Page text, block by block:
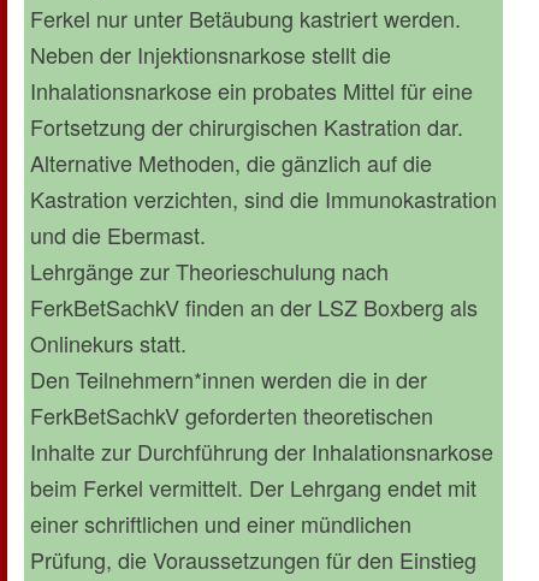
Ferkel nur unter Betäubung kastriert werden.
Neben der Injektionsnarkose stellt die
Inhalationsnarkose ein probates Mittel für eine
Fortsetzung der chirurgischen Kastration dar.
Alternative Methoden, die gänzlich auf die
Kastration verzichten, sind die Immunokastration
und die Ebermast.
Lehrgänge zur Theorieschulung nach
FerkBetSachkV finden an der LSZ Boxberg als
Onlinekurs statt.
Den Teilnehmern*innen werden die in der
FerkBetSachkV geforderten theoretischen
Inhalte zur Durchführung der Inhalationsnarkose
beim Ferkel vermittelt. Der Lehrgang endet mit
einer schriftlichen und einer mündlichen
Prüfung, die Voraussetzungen für den Einstieg